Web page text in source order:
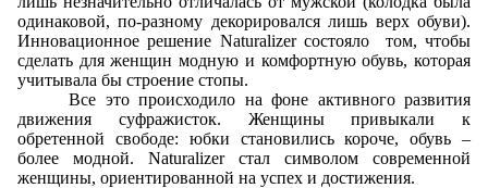
одинаковой, по-разному декорировался лишь верх обуви).
Инновационное решение Naturalizer состояло
том, чтобы
сделать для женщин модную и комфортную обувь, которая
учитывала бы строение стопы.
Все это происходило на фоне активного развития
движения суфражисток. Женщины привыкали к
обретенной свободе: юбки становились короче, обувь –
более модной. Naturalizer стал символом современной
женщины, ориентированной на успех и достижения.